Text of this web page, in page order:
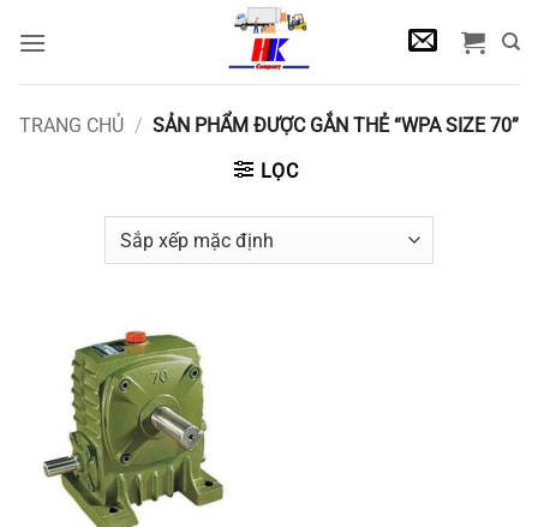
qua
TRANG CHỦ / SẢN PHẨM ĐƯỢC GẮN THẺ “WPA SIZE 70”
LỌC